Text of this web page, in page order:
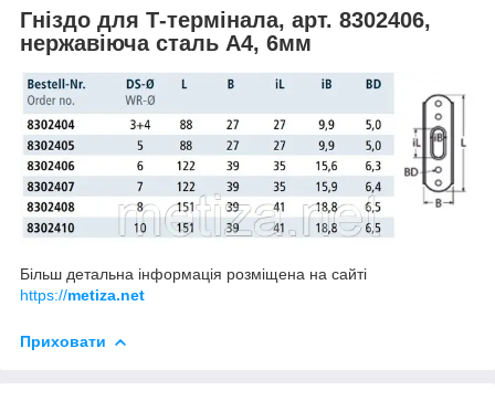
Гніздо для Т-термінала, арт. 8302406,
нержавіюча сталь А4, 6мм
Більш детальна інформація розміщена на сайті
https://metiza.net
Приховати